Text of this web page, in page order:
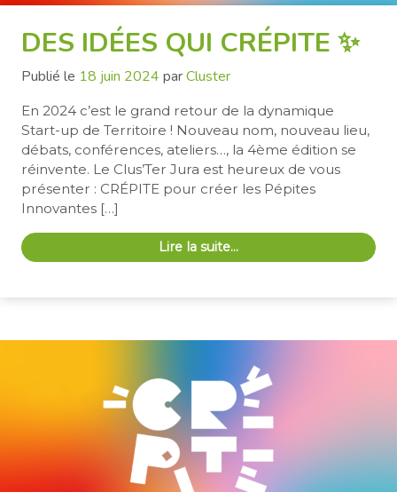
DES IDÉES QUI CRÉPITE ✨
Publié le 18 juin 2024 parCluster
En 2024 c’est le grand retour de la dynamique
Start-up de Territoire ! Nouveau nom, nouveau lieu,
débats, conférences, ateliers…, la 4ème édition se
réinvente. Le Clus’Ter Jura est heureux de vous
présenter : CRÉPITE pour créer les Pépites
Innovantes […]
Lire la suite…